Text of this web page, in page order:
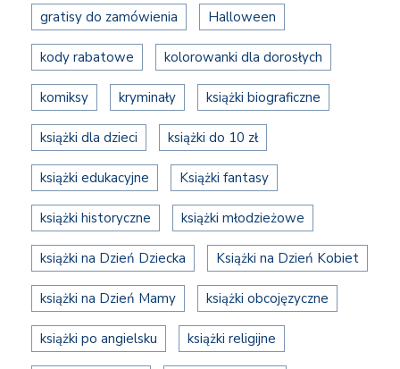
gratisy do zamówienia Halloween
kody rabatowe kolorowanki dla dorosłych
komiksy kryminały książki biograficzne
książki dla dzieci książki do 10 zł
książki edukacyjne Książki fantasy
książki historyczne książki młodzieżowe
książki na Dzień Dziecka Książki na Dzień Kobiet
książki na Dzień Mamy książki obcojęzyczne
książki po angielsku książki religijne